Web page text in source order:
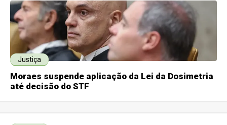
Justiça
Moraes suspende aplicação da Lei da Dosimetria
até decisão do STF